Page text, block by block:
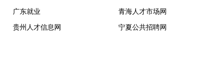
广东就业 青海人才市场网
贵州人才信息网 宁夏公共招聘网